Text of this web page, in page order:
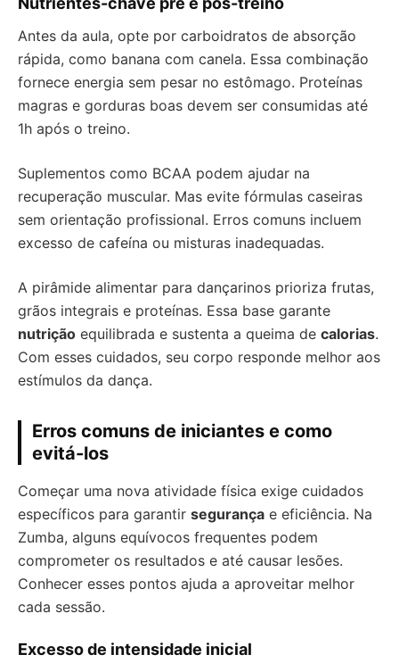
Antes da aula, opte por carboidratos de absorção
rápida, como banana com canela. Essa combinação
fornece energia sem pesar no estômago. Proteínas
magras e gorduras boas devem ser consumidas até
1h após o treino.
Suplementos como BCAA podem ajudar na
recuperação muscular. Mas evite fórmulas caseiras
sem orientação profissional. Erros comuns incluem
excesso de cafeína ou misturas inadequadas.
A pirâmide alimentar para dançarinos prioriza frutas,
grãos integrais e proteínas. Essa base garante
nutrição equilibrada e sustenta a queima de calorias.
Com esses cuidados, seu corpo responde melhor aos
estímulos da dança.
Erros comuns de iniciantes e como
evitá-los
Começar uma nova atividade física exige cuidados
específicos para garantir segurança e eficiência. Na
Zumba, alguns equívocos frequentes podem
comprometer os resultados e até causar lesões.
Conhecer esses pontos ajuda a aproveitar melhor
cada sessão.
Excesso de intensidade inicial